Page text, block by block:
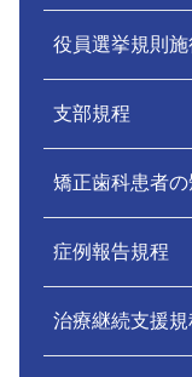
役員選挙規則施
支部規程
矯正歯科患者
症例報告規程
治療継続支援規